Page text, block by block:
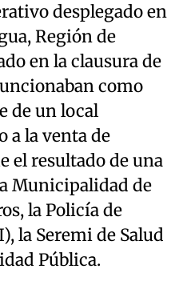
desplegado en
Región de
en la clausura de
como
de un local
a la venta de
el resultado de una
Municipalidad de
la Policía de
la Seremi de Salud
Pública.